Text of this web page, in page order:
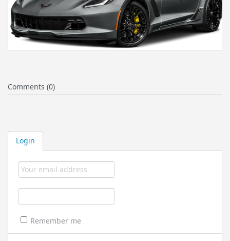
Login
Remember me
Comments (0)